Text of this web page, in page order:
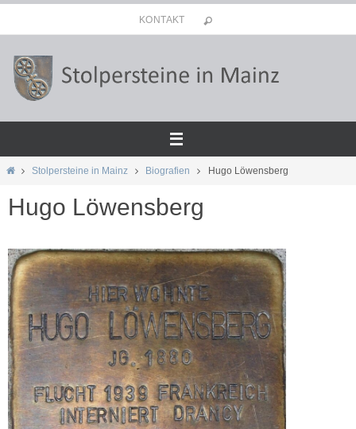
Inhalt
springen
KONTAKT
StartStolpersteine in Mainz Biografien Hugo Löwensberg
Hugo Löwensberg